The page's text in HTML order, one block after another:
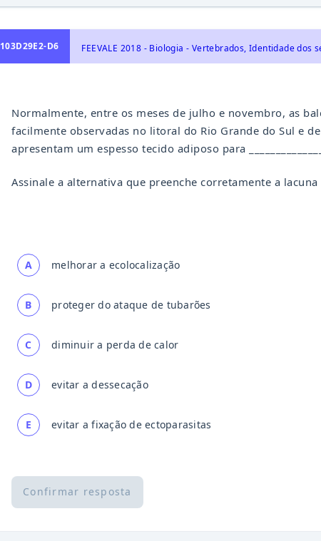
103D29E2-D6 FEEVALE 2018 - Biologia - Vertebrados, Identidade dos
Normalmente, entre os meses de julho e novembro, as
facilmente observadas no litoral do Rio Grande do Sul e
apresentam um espesso tecido adiposo para
Assinale a alternativa que preenche corretamente a
A melhorar a ecolocalização
B proteger do ataque de tubarões
C diminuir a perda de calor
D evitar a dessecação
E evitar a fixação de ectoparasitas
Confirmar resposta